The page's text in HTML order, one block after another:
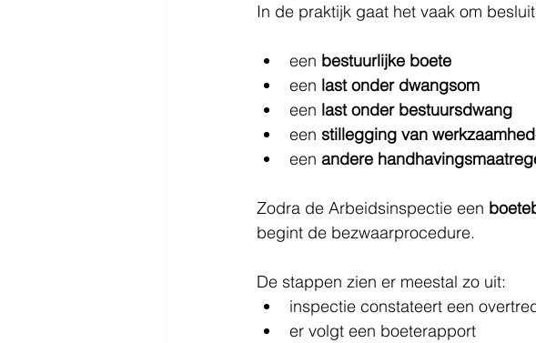
In de praktijk gaat het vaak om
een bestuurlijke boete
een last onder dwangsom
een last onder bestuursdwang
een stillegging van
een andere
Zodra de Arbeidsinspectie een
begint de bezwaarprocedure.
De stappen zien er meestal zo uit:
inspectie constateert een
er volgt een boeterapport